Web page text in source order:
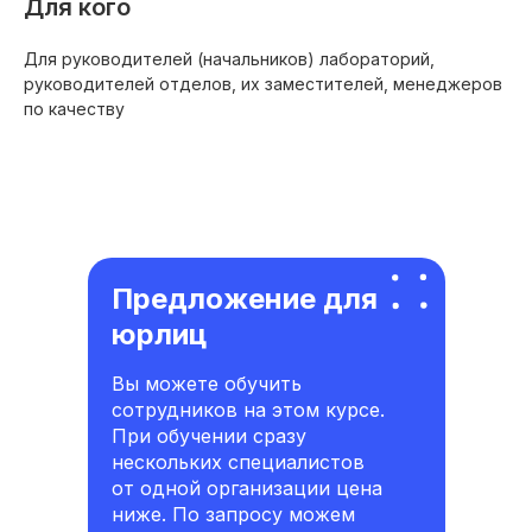
Для кого
Для руководителей (начальников) лабораторий,
руководителей отделов, их заместителей, менеджеров
по качеству
Вы можете обучить
сотрудников на этом курсе.
При обучении сразу
нескольких специалистов
от одной организации цена
ниже. По запросу можем
Предложение для
юрлиц